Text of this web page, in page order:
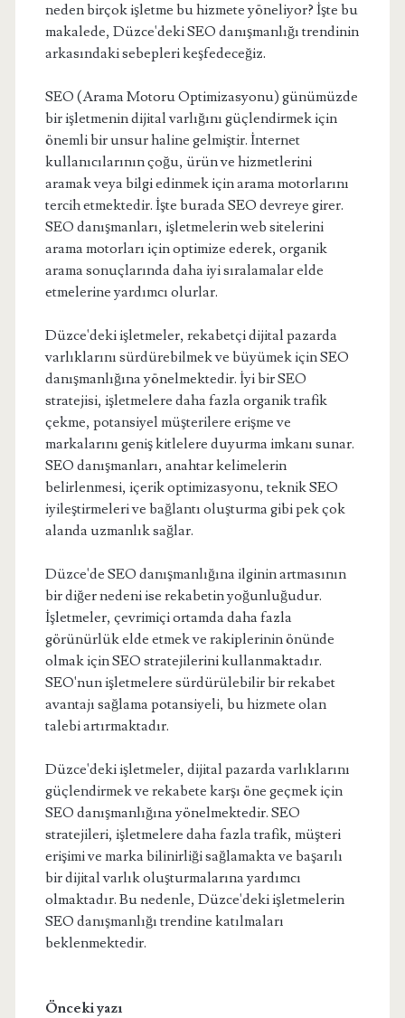
neden birçok işletme bu hizmete yöneliyor? İşte bu
makalede, Düzce'deki SEO danışmanlığı trendinin
arkasındaki sebepleri keşfedeceğiz.
SEO (Arama Motoru Optimizasyonu) günümüzde
bir işletmenin dijital varlığını güçlendirmek için
önemli bir unsur haline gelmiştir. İnternet
kullanıcılarının çoğu, ürün ve hizmetlerini
aramak veya bilgi edinmek için arama motorlarını
tercih etmektedir. İşte burada SEO devreye girer.
SEO danışmanları, işletmelerin web sitelerini
arama motorları için optimize ederek, organik
arama sonuçlarında daha iyi sıralamalar elde
etmelerine yardımcı olurlar.
Düzce'deki işletmeler, rekabetçi dijital pazarda
varlıklarını sürdürebilmek ve büyümek için SEO
danışmanlığına yönelmektedir. İyi bir SEO
stratejisi, işletmelere daha fazla organik trafik
çekme, potansiyel müşterilere erişme ve
markalarını geniş kitlelere duyurma imkanı sunar.
SEO danışmanları, anahtar kelimelerin
belirlenmesi, içerik optimizasyonu, teknik SEO
iyileştirmeleri ve bağlantı oluşturma gibi pek çok
alanda uzmanlık sağlar.
Düzce'de SEO danışmanlığına ilginin artmasının
bir diğer nedeni ise rekabetin yoğunluğudur.
İşletmeler, çevrimiçi ortamda daha fazla
görünürlük elde etmek ve rakiplerinin önünde
olmak için SEO stratejilerini kullanmaktadır.
SEO'nun işletmelere sürdürülebilir bir rekabet
avantajı sağlama potansiyeli, bu hizmete olan
talebi artırmaktadır.
Düzce'deki işletmeler, dijital pazarda varlıklarını
güçlendirmek ve rekabete karşı öne geçmek için
SEO danışmanlığına yönelmektedir. SEO
stratejileri, işletmelere daha fazla trafik, müşteri
erişimi ve marka bilinirliği sağlamakta ve başarılı
bir dijital varlık oluşturmalarına yardımcı
olmaktadır. Bu nedenle, Düzce'deki işletmelerin
SEO danışmanlığı trendine katılmaları
beklenmektedir.
Önceki yazı